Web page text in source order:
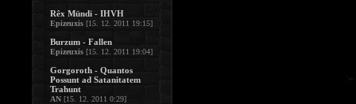
Rêx Mündi - IHVH
Epizeuxis [15. 12. 2011 19:15]
Burzum - Fallen
Epizeuxis [15. 12. 2011 19:04]
Gorgoroth - Quantos
Possunt ad Satanitatem
Trahunt
AN [15. 12. 2011 0:29]